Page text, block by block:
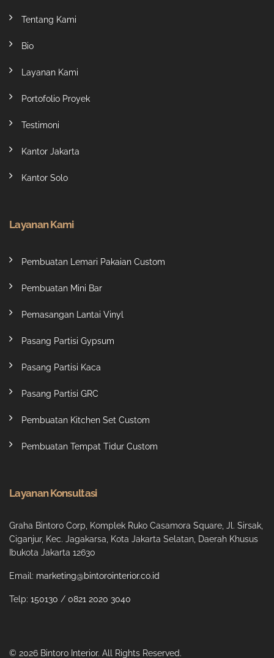
Tentang Kami
Bio
Layanan Kami
Portofolio Proyek
Testimoni
Kantor Jakarta
Kantor Solo
Layanan Kami
Pembuatan Lemari Pakaian Custom
Pembuatan Mini Bar
Pemasangan Lantai Vinyl
Pasang Partisi Gypsum
Pasang Partisi Kaca
Pasang Partisi GRC
Pembuatan Kitchen Set Custom
Pembuatan Tempat Tidur Custom
Layanan Konsultasi
Graha Bintoro Corp, Komplek Ruko Casamora Square, Jl. Sirsak,
Ciganjur, Kec. Jagakarsa, Kota Jakarta Selatan, Daerah Khusus
Ibukota Jakarta 12630
Email: marketing@bintorointerior.co.id
Telp: 150130 / 0821 2020 3040
© 2026 Bintoro Interior. All Rights Reserved.